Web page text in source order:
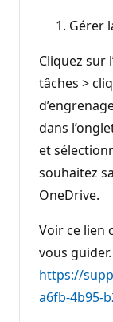
Gérer
Cliquez sur
tâches >
dans
et
souhaitez
OneDrive.
Voir ce lien
vous guider.
https://
a6fb-4b95-